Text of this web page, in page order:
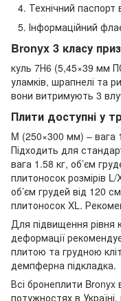
Технічний паспорт
Інформаційний
Bronyx 3 класу
куль 7Н6 (5,45×39 мм
уламків, шрапнелі та
вони витримують 3
Плити доступні у
M (250×300 мм) – вага
Підходить для
вага 1.58 кг, об’єм
плитоносок розмірів
об’єм грудей від 120
плитоносок XL.
Для підвищення рівня
деформації
плитою та грудною
демпферна підкладка.
Всі бронеплити
потужностях в